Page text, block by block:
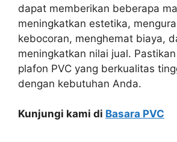
dapat memberikan beberapa
meningkatkan estetika,
kebocoran, menghemat biaya,
meningkatkan nilai jual.
plafon PVC yang berkualitas
dengan kebutuhan Anda.
Kunjungi kami di Basara PVC